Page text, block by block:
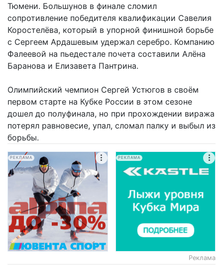
Тюмени. Большунов в финале сломил
сопротивление победителя квалификации Савелия
Коростелёва, который в упорной финишной борьбе
с Сергеем Ардашевым удержал серебро. Компанию
Фалеевой на пьедестале почета составили Алёна
Баранова и Елизавета Пантрина.
Олимпийский чемпион Сергей Устюгов в своём
первом старте на Кубке России в этом сезоне
дошел до полуфинала, но при прохождении виража
потерял равновесие, упал, сломал палку и выбыл из
борьбы.
РЕКЛАМА РЕКЛАМА
Реклама